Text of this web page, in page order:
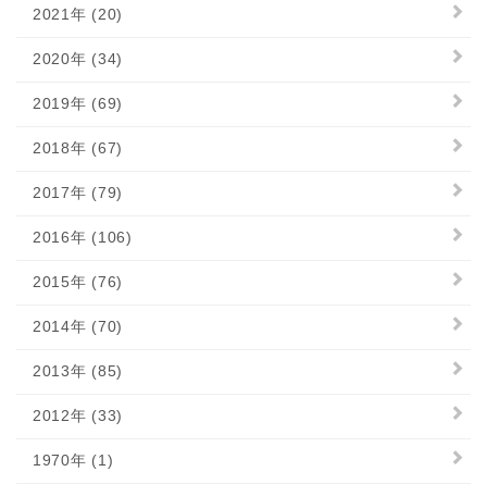
2021年 (20)
2020年 (34)
2019年 (69)
2018年 (67)
2017年 (79)
2016年 (106)
2015年 (76)
2014年 (70)
2013年 (85)
2012年 (33)
1970年 (1)